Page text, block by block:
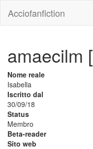
Acciofanfiction
amaecilm [
Nome reale
Isabella
Iscritto dal
30/09/18
Status
Membro
Beta-reader
Sito web